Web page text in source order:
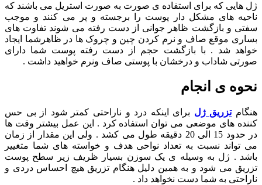
ژل هایی که برای استفاده ی صورت به صورت استریل می باشند که
ناحیه های مشکل دار پوست را برجسته و پر می کنند و موجب
سفتی و بازگشت ظاهر جوانی از دست رفته می شوند تفاوت های
بساری موقع صاف و نرم کردن چین و چروک ها در ظاهرشما ایجاد
خواهد شد . با بازگشت حجم از دست رفته پوست شما دارای
صورتی شاداب و درخشان با پوستی صاف ونرم خواهید داشت .
نحوه ی انجام
هنگامتزریق ژل برای اینکه درد و ناراحتی کمتر شود از بی حس
کننده های موضعی می توان استفاده کرد . این عمل بیشتر وقت ها
در حدود 15 الی 20 دقیقه طول می کشد . ولی این مقدار از زمان
می تواند نسبت به تعداد نواحی هدف و خواسته های شما متغییر
باشد . ژل به وسیله ی یک سوزن بسیار ظریف زیر سطح پوست
تزریق می شود و به همین دلیل هنگام تزریق هیچ احساس دردی و
ناراحتی به شما دست نخواهد داد .